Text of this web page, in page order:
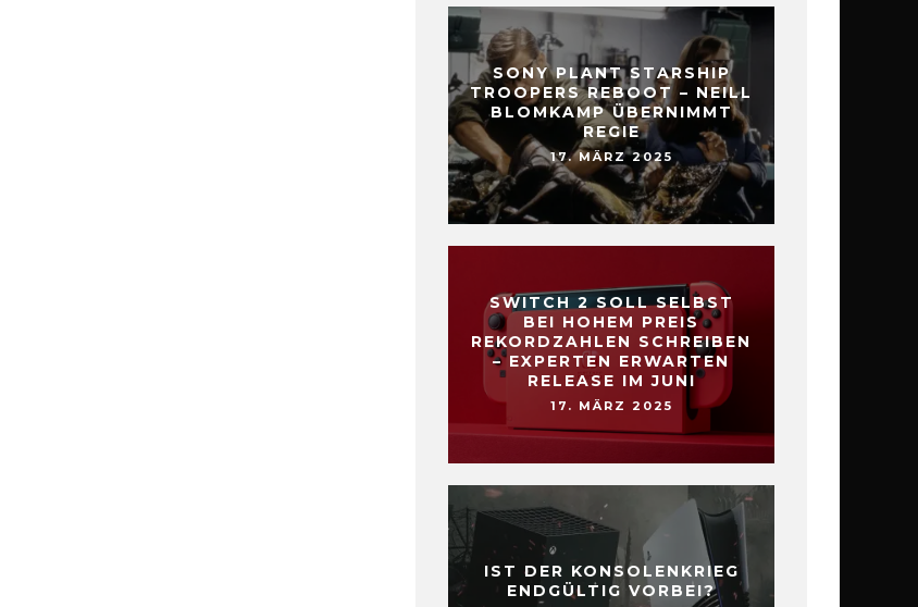
SONY PLANT STARSHIP
TROOPERS REBOOT – NEILL
BLOMKAMP ÜBERNIMMT
REGIE
17. MÄRZ 2025
SWITCH 2 SOLL SELBST
BEI HOHEM PREIS
REKORDZAHLEN SCHREIBEN
– EXPERTEN ERWARTEN
RELEASE IM JUNI
17. MÄRZ 2025
IST DER KONSOLENKRIEG
ENDGÜLTIG VORBEI?